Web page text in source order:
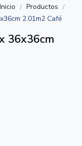
Inicio
Productos
2.01m2 Café
36x36cm